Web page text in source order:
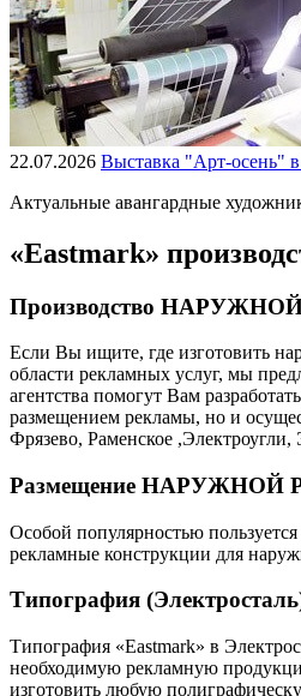
22.07.2026 Выставка "Арт-осень"
Актуальные авангардные
«Eastmark»
Производство
Если Вы ищите, где изготовить
области рекламных услуг, мы
агентства помогут Вам
размещением рекламы, но и
Фрязево, Раменское
Размещение
Особой популярностью
рекламные конструкции для
Типография
Типография «Eastmark» в
необходимую рекламную
изготовить любую